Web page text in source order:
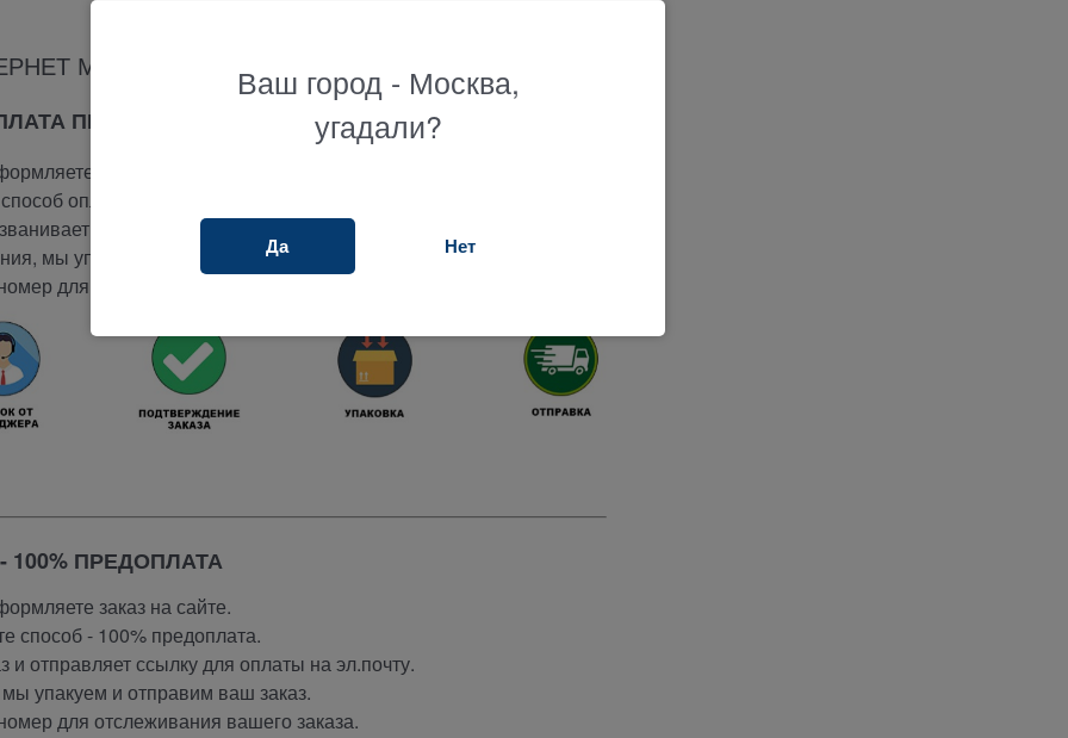
МАГАЗИНА ТЕРАБАЙТ МАРКЕТ
ПРИ ПОЛУЧЕНИИ
заказ на сайте.
оплаты -
вам и подтверждает заказ.
мы упакуем и отправим ваш заказ.
для отслеживания вашего заказа.
100% ПРЕДОПЛАТА
заказ на сайте.
способ - 100% предоплата.
и отправляет ссылку для оплаты на эл.почту.
упакуем и отправим ваш заказ.
для отслеживания вашего заказа.
Ваш город - Москва,
угадали?
Да Нет